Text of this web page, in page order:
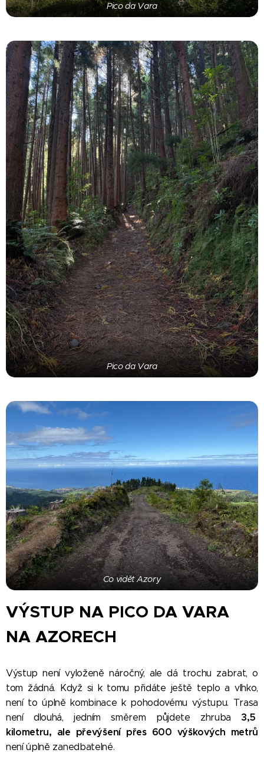
Pico da Vara
Pico da Vara
Co vidět Azory
VÝSTUP NA PICO DA VARA
NA AZORECH
Výstup není vyloženě náročný, ale dá trochu zabrat, o
tom žádná. Když si k tomu přidáte ještě teplo a vlhko,
není to úplně kombinace k pohodovému výstupu. Trasa
není dlouhá, jedním směrem půjdete zhruba 3,5
kilometru, ale převýšení přes 600 výškových metrů
není úplně zanedbatelné.